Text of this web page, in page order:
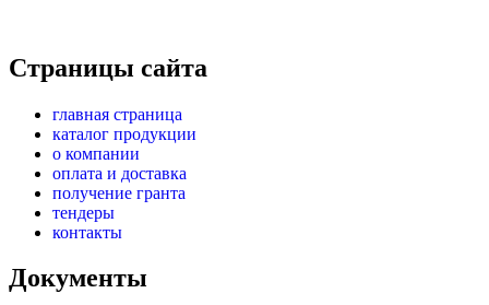
Страницы сайта
главная страница
каталог продукции
о компании
оплата и доставка
получение гранта
тендеры
контакты
Документы